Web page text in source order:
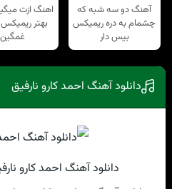
آهنگ دو سه شبه که
چشمام به دره ریمیکس
بیس دار
اهنگ ازت
بهتر ریمیکس
غمگین
دانلود آهنگ احمد کارو نارفیق
دانلود آهنگ احمد کارو